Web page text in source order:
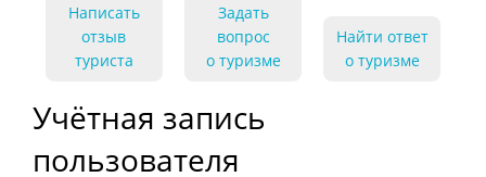
Написать
отзыв
туриста
Задать
вопрос
о туризме
Найти ответ
о туризме
Учётная запись
пользователя